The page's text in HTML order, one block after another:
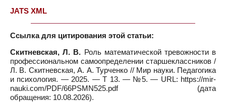
JATS XML
Ссылка для цитирования этой статьи:
Скитневская, Л. В. Роль математической тревожности в
профессиональном самоопределении старшеклассников /
Л. В. Скитневская, А. А. Турченко // Мир науки. Педагогика
и психология. — 2025. — Т 13. — №5. — URL: https://mir-
nauki.com/PDF/66PSMN525.pdf (дата
обращения: 10.08.2026).